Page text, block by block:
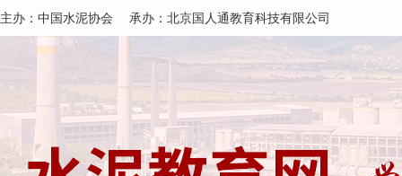
主办：中国水泥协会 承办：北京国人通教育科技有限公司